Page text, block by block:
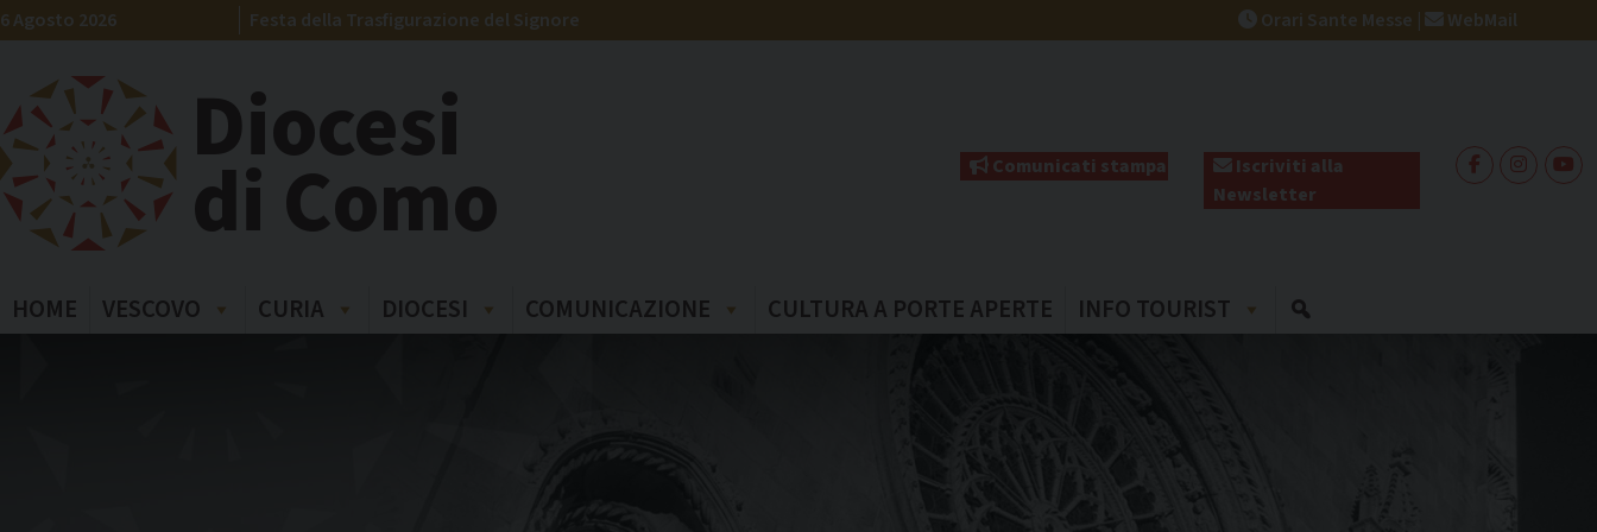
Skip
to
6 Agosto 2026 Festa della Trasfigurazione del Signore Orari Sante Messe | WebMail
Diocesi
di Como Comunicati stampa
Iscriviti alla
Newsletter
HOME VESCOVO CURIA DIOCESI COMUNICAZIONE CULTURA A PORTE APERTE INFO TOURIST